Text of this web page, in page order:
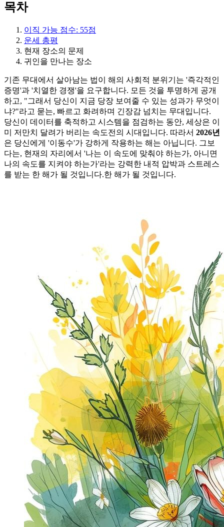
목차
이직 가능 점수: 55점
운세 총평
현재 장소의 문제
귀인을 만나는 장소
기존 무대에서 살아남는 법이 해의 사회적 분위기는 '즉각적인
증명'과 '치열한 경쟁'을 요구합니다. 모든 것을 투명하게 공개
하고, "그래서 당신이 지금 당장 보여줄 수 있는 성과가 무엇이
냐?"라고 묻는, 빠르고 화려하며 긴장감 넘치는 무대입니다.
당신이 데이터를 축적하고 시스템을 점검하는 동안, 세상은 이
미 저만치 달려가 버리는 속도전의 시대입니다. 따라서 2026년
은 당신에게 '이동수'가 강하게 작용하는 해는 아닙니다. 그보
다는, 현재의 자리에서 '나는 이 속도에 맞춰야 하는가, 아니면
나의 속도를 지켜야 하는가'라는 강력한 내적 압박과 스트레스
를 받는 한 해가 될 것입니다.한 해가 될 것입니다.